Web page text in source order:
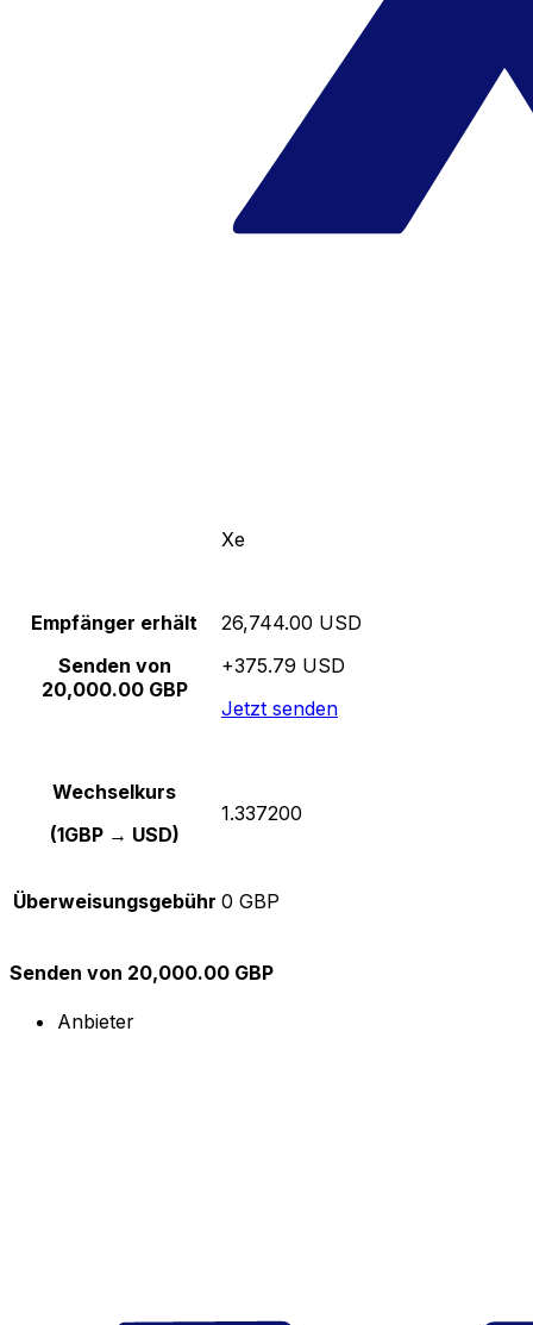
Xe
Empfänger erhält
Senden von
20,000.00 GBP
26,744.00 USD
+375.79 USD
Jetzt senden
Wechselkurs
(1GBP → USD)
1.337200
Überweisungsgebühr 0 GBP
Senden von 20,000.00 GBP
Anbieter